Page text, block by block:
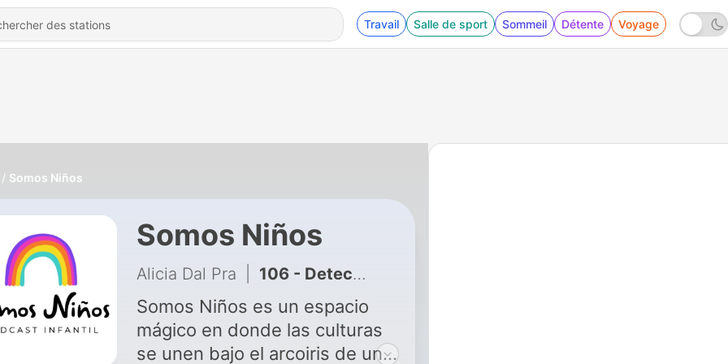
Travail Salle de sport Sommeil Détente Voyage
Somos Niños
Somos Niños
Alicia Dal Pra 106 - Detectives en acción ¿de dónde es Gardel?
Somos Niños es un espacio
mágico en donde las culturas
se unen bajo el arcoiris de un